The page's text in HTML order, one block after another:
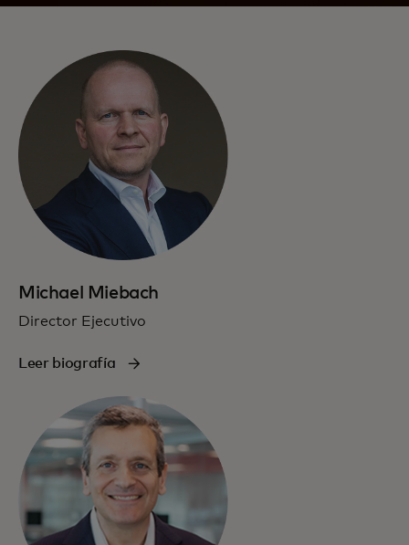
Michael Miebach
Director Ejecutivo
Leer biografía